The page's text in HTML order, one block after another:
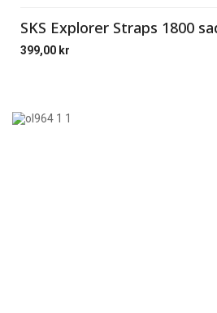
SKS Explorer Straps 1800
399,00 kr